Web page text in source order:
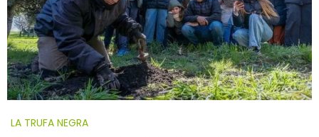
LA TRUFA NEGRA